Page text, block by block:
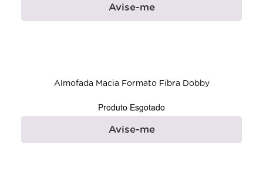
Avise-me
Almofada Macia Formato Fibra Dobby
Produto Esgotado
Avise-me